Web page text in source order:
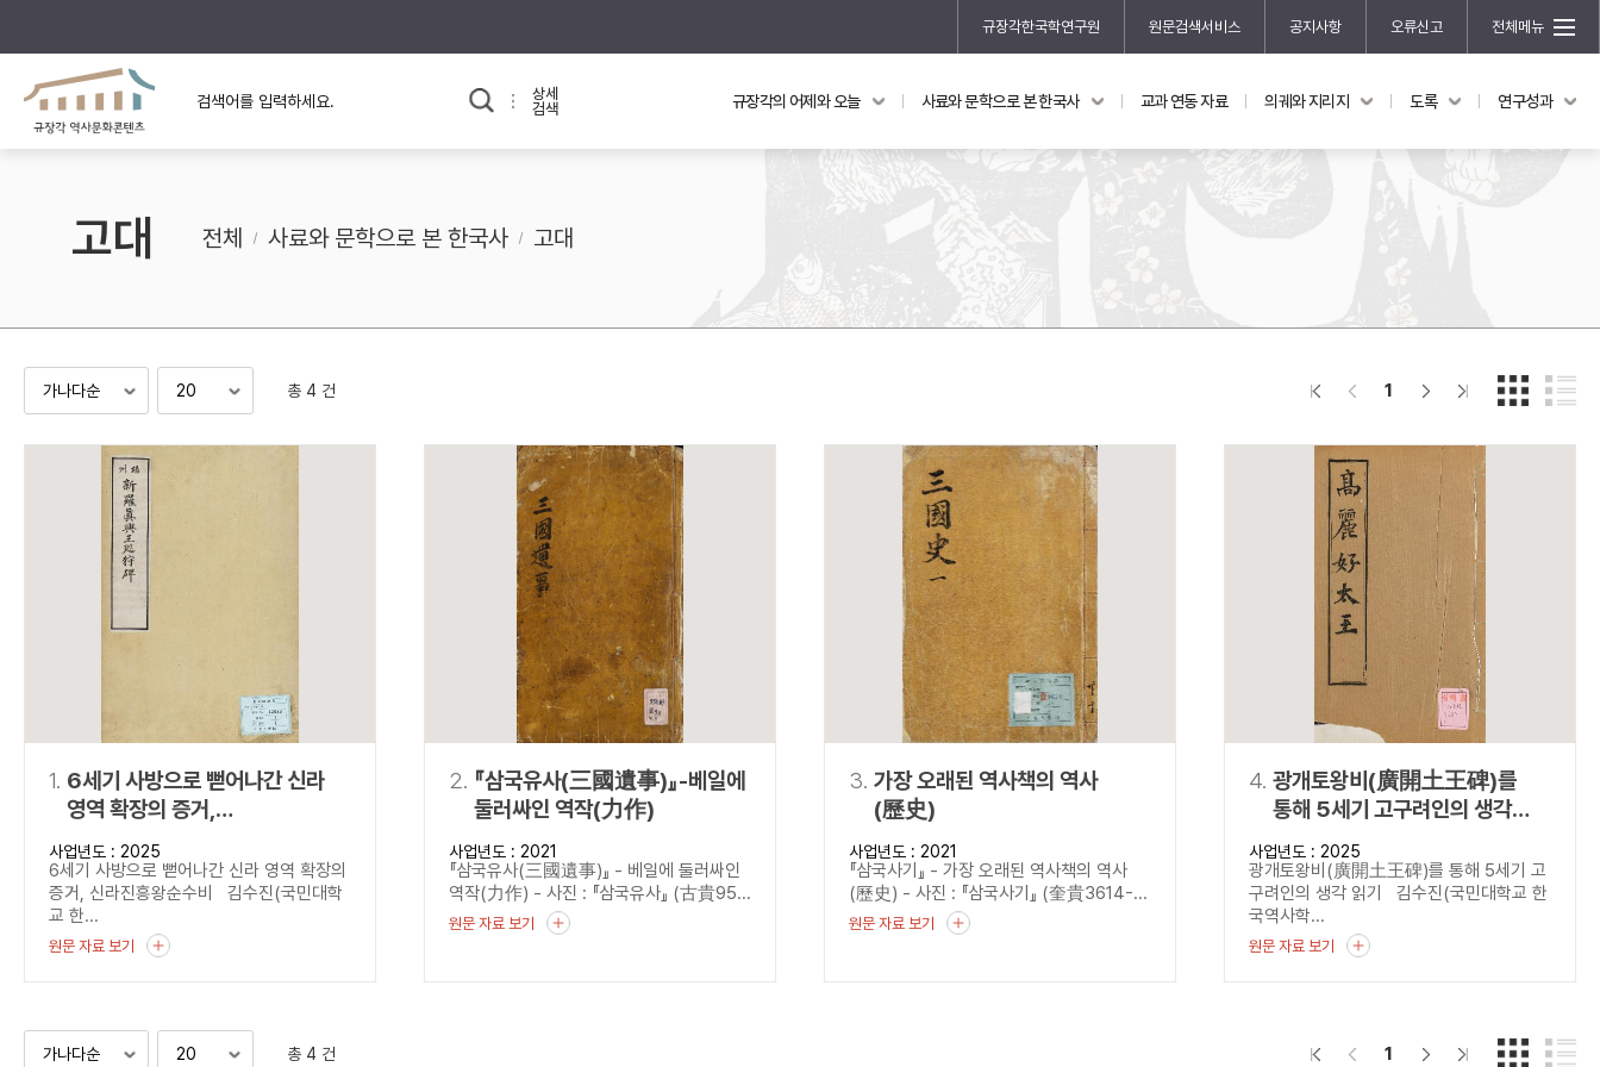
규장각한국학연구원 원문검색서비스 공지사항 오류신고 전체메뉴
규장각의 어제와 오늘
규장각 소개영상
사료와 문학으로 본
고대
조선 후기
교과 연동 자료 의궤와 지리지 도록 연구성과
신진학자 초청 연구교류 사업
규장각-산기 연구비 지원 사업
기획연구
홍재 한국학 펠로십 프로그램
상세
검색
설명
“정조”와 “정약용”이 동시에 포함된 자료를 검
“정조” 또는 “정약용”이 포함된 자료를 검색
정조 NOT 정약용
“정조”가 나온 후 “정약용”이 나오지 않는 자
동시에 여러 개의 연산자를 사용할 수 있습니다.
규장각의 어제와 오늘 사료와 문학으로 본 한국사 교과 연동 자료 의궤와 지리지 도록 연구성과
고대 전체 사료와 문학으로 본 한국사 고대
총 4 건 1
1. 6세기 사방으로 뻗어나간 신라
영역 확장의 증거,
신라진흥왕순수비
사업년도 : 2025
6세기 사방으로 뻗어나간 신라 영역 확장의
증거, 신라진흥왕순수비 김수진(국민대학
교 한...
원문 자료 보기
2. 『삼국유사(三國遺事)』-베일에
둘러싸인 역작(力作)
사업년도 : 2021
『삼국유사(三國遺事)』 - 베일에 둘러싸인
역작(力作) - 사진 : 『삼국유사』 (古貴95...
원문 자료 보기
3. 가장 오래된 역사책의 역사
(歷史)
사업년도 : 2021
『삼국사기』 - 가장 오래된 역사책의 역사
(歷史) - 사진 : 『삼국사기』 (奎貴3614-...
원문 자료 보기
4. 광개토왕비(廣開土王碑)를
통해 5세기 고구려인의 생각
읽기
사업년도 : 2025
광개토왕비(廣開土王碑)를 통해 5세기 고
구려인의 생각 읽기 김수진(국민대학교 한
국역사학...
원문 자료 보기
총 4 건 1